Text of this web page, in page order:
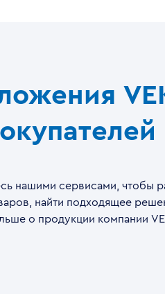
нашими сервисами, чтобы
найти подходящее
о продукции компании